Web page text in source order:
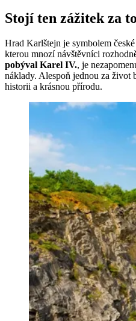
Stojí ten zážitek za
Hrad Karlštejn je symbolem
kterou mnozí návštěvníci
pobýval Karel IV., je
náklady. Alespoň jednou za život
historii a krásnou přírodu.